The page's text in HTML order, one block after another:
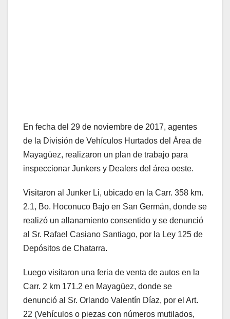
En fecha del 29 de noviembre de 2017, agentes
de la División de Vehículos Hurtados del Área de
Mayagüez, realizaron un plan de trabajo para
inspeccionar Junkers y Dealers del área oeste.
Visitaron al Junker Li, ubicado en la Carr. 358 km.
2.1, Bo. Hoconuco Bajo en San Germán, donde se
realizó un allanamiento consentido y se denunció
al Sr. Rafael Casiano Santiago, por la Ley 125 de
Depósitos de Chatarra.
Luego visitaron una feria de venta de autos en la
Carr. 2 km 171.2 en Mayagüez, donde se
denunció al Sr. Orlando Valentín Díaz, por el Art.
22 (Vehículos o piezas con números mutilados,